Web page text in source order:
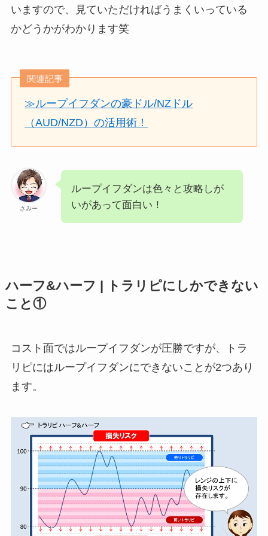
いますので、見ていただければうまくいっている
かどうかがわかります笑
関連記事
≫ループイフダンの豪ドル/NZドル
（AUD/NZD）の活用術！
さみー
ループイフダンは色々と攻略しが
いがあって面白い！
ハーフ&ハーフ | トラリピにしかできない
こと①
コスト面ではループイフダンが圧勝ですが、トラ
リピにはループイフダンにできないことが2つあり
ます。